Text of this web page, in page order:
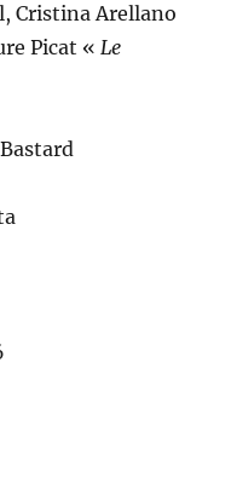
Cristina Arellano
Picat «Le